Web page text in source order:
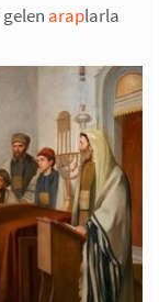
araplarla